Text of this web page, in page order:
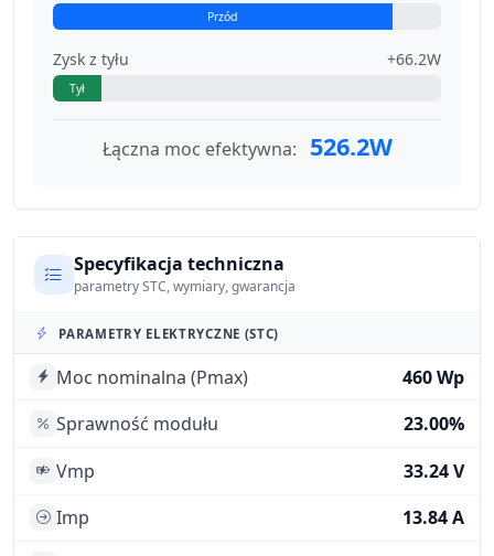
Przód
Zysk z tyłu +66.2W
Tył
Łączna moc efektywna: 526.2W
Specyfikacja techniczna
parametry STC, wymiary, gwarancja
PARAMETRY ELEKTRYCZNE (STC)
Moc nominalna (Pmax)
460 Wp
Sprawność modułu
23.00%
Vmp
33.24 V
Imp
13.84 A